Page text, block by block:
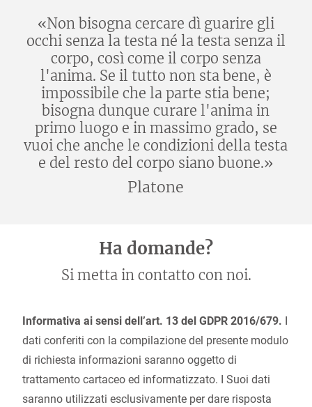
«Non bisogna cercare dì guarire gli
occhi senza la testa né la testa senza il
corpo, così come il corpo senza
l'anima. Se il tutto non sta bene, è
impossibile che la parte stia bene;
bisogna dunque curare l'anima in
primo luogo e in massimo grado, se
vuoi che anche le condizioni della testa
e del resto del corpo siano buone.»
Platone
Ha domande?
Si metta in contatto con noi.
Informativa ai sensi dell’art. 13 del GDPR 2016/679. I
dati conferiti con la compilazione del presente modulo
di richiesta informazioni saranno oggetto di
trattamento cartaceo ed informatizzato. I Suoi dati
saranno utilizzati esclusivamente per dare risposta